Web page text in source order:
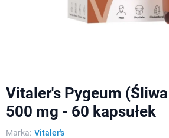
Vitaler's Pygeum
500 mg - 60 kapsułek
Marka: Vitaler's